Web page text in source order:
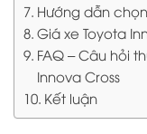
Hướng dẫn
Giá xe Toyota
FAQ – Câu hỏi
Innova Cross
Kết luận